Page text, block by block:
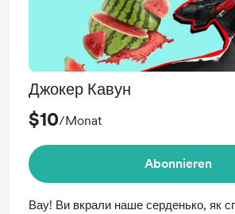
Джокер Кавун
$10/Monat
Abonnieren
Вау! Ви вкрали наше серденько, як